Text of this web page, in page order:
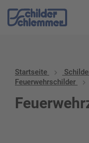
Startseite
Feuerwehrschilder